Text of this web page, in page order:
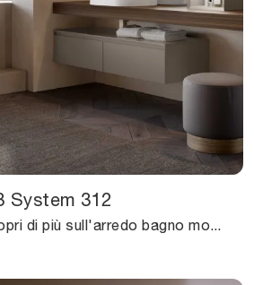
System 312
Scopri di più sull'arredo bagno moderno: mobili bagno sospesi in laccato opaco come il modello M3 System 312 di Baxar ti aspettano.